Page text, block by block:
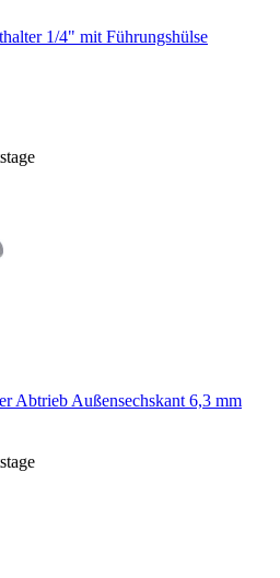
1/4" mit Führungshülse
Abtrieb Außensechskant 6,3 mm